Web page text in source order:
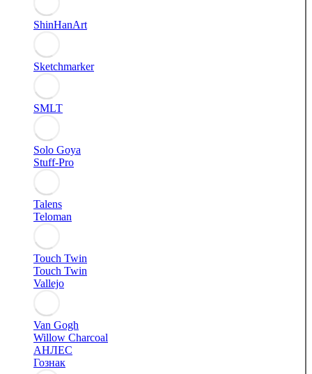
ShinHanArt
Sketchmarker
SMLT
Solo Goya
Stuff-Pro
Talens
Teloman
Touch Twin
Touch Twin
Vallejo
Van Gogh
Willow Charcoal
АНЛЕС
Гознак